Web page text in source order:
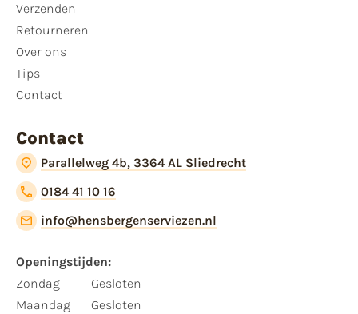
Verzenden
Retourneren
Over ons
Tips
Contact
Contact
Parallelweg 4b, 3364 AL Sliedrecht
0184 41 10 16
info@hensbergenserviezen.nl
Openingstijden:
Zondag
Maandag
Gesloten
Gesloten